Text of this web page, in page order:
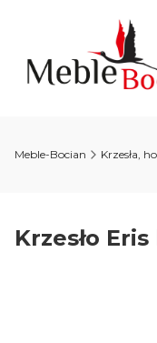
Meble-Bocian Krzesła,
Krzesło